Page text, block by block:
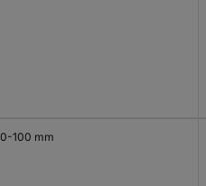
100 mm